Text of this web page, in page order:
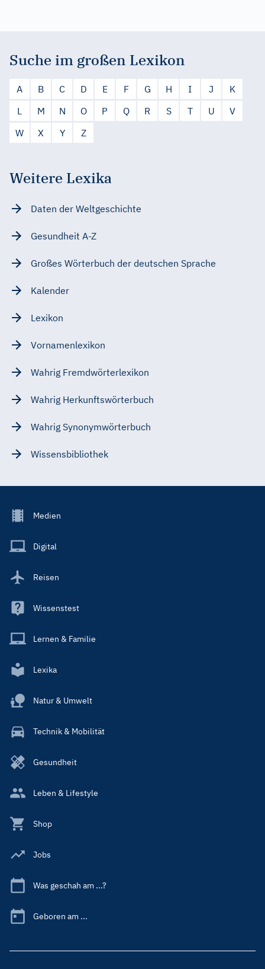
Suche im großen Lexikon
A B C D E F G H I J
K
L
M N O P Q R S T U
V
W
X Y Z
Weitere Lexika
Daten der Weltgeschichte
Gesundheit A-Z
Großes Wörterbuch der deutschen Sprache
Kalender
Lexikon
Vornamenlexikon
Wahrig Fremdwörterlexikon
Wahrig Herkunftswörterbuch
Wahrig Synonymwörterbuch
Wissensbibliothek
Footer
Main
Medien
Digital
Reisen
Wissenstest
Lernen & Familie
Lexika
Natur & Umwelt
Technik & Mobilität
Gesundheit
Leben & Lifestyle
Shop
Jobs
Was geschah am ...?
Geboren am ...